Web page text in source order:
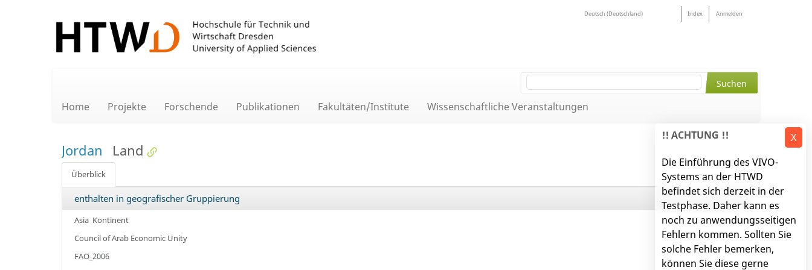
Deutsch (Deutschland) Index Anmelden
X
!! ACHTUNG !!
Die Einführung des VIVO-
Systems an der HTWD
befindet sich derzeit in der
Testphase. Daher kann es
noch zu anwendungsseitigen
Fehlern kommen. Sollten Sie
solche Fehler bemerken,
können Sie diese gerne
Home Projekte Forschende Publikationen Fakultäten/Institute Wissenschaftliche Veranstaltungen
Jordan Land
Überblick
enthalten in geografischer Gruppierung
Asia Kontinent
Council of Arab Economic Unity
FAO_2006